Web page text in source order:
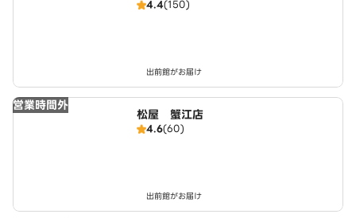
4.4(150)
出前館がお届け
営業時間外
松屋 蟹江店
4.6(60)
出前館がお届け